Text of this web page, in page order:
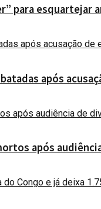
para esquartejar
após
após